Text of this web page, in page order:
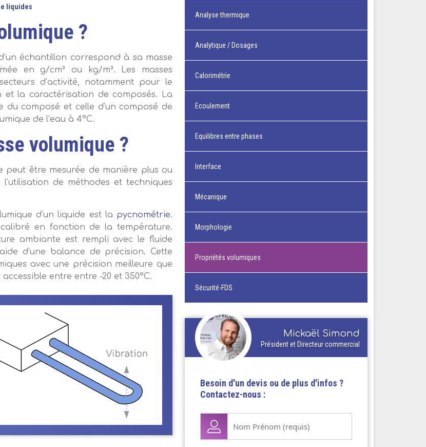
liquides
?
échantillon correspond à sa masse
en g/cm³ ou kg/m³. Les masses
d’activité, notamment pour le
et la caractérisation de composés. La
composé et celle d’un composé de
de l’eau à 4°C.
volumique ?
être mesurée de manière plus ou
de méthodes et techniques
d’un liquide est la pycnométrie.
en fonction de la température.
ambiante est rempli avec le fluide
d’une balance de précision. Cette
avec une précision meilleure que
accessible entre entre -20 et 350°C.
Analyse thermique
Analytique / Dosages
Calorimétrie
Ecoulement
Equilibres entre phases
Interface
Mécanique
Morphologie
Propriétés volumiques
Sécurité-FDS
Mickaël Simond
Président et Directeur commercial
Besoin d'un devis ou de plus d'infos ?
Contactez-nous :
Nom
Prénom